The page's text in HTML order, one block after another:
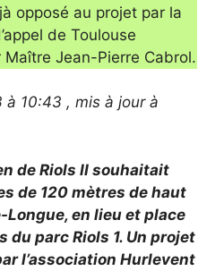
opposé au projet par la
de Toulouse
Jean-Pierre Cabrol.
10:43 , mis à jour à
de Riols II souhaitait
de 120 mètres de haut
Longue, en lieu et place
du parc Riols 1. Un projet
l’association Hurlevent